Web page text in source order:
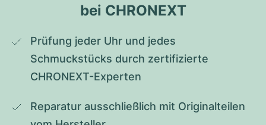
bei CHRONEXT
Prüfung jeder Uhr und jedes
Schmuckstücks durch zertifizierte
CHRONEXT-Experten
Reparatur ausschließlich mit Originalteilen